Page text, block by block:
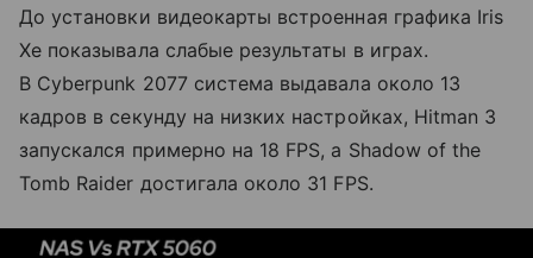
До установки видеокарты встроенная графика Iris
Xe показывала слабые результаты в играх.
В Cyberpunk 2077 система выдавала около 13
кадров в секунду на низких настройках, Hitman 3
запускался примерно на 18 FPS, а Shadow of the
Tomb Raider достигала около 31 FPS.